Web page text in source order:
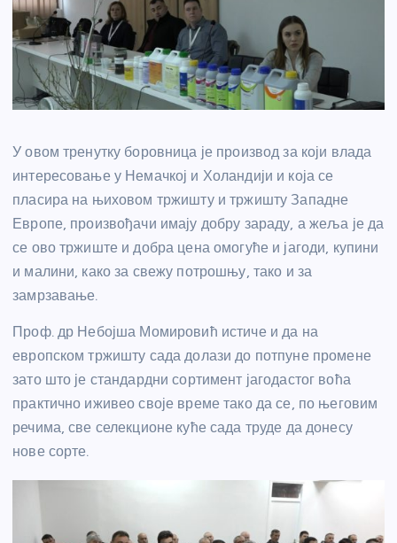
У овом тренутку боровница је производ за који влада
интересовање у Немачкој и Холандији и која се
пласира на њиховом тржишту и тржишту Западне
Европе, произвођачи имају добру зараду, а жеља је да
се ово тржиште и добра цена омогуће и јагоди, купини
и малини, како за свежу потрошњу, тако и за
замрзавање.
Проф. др Небојша Момировић истиче и да на
европском тржишту сада долази до потпуне промене
зато што је стандардни сортимент јагодастог воћа
практично иживео своје време тако да се, по његовим
речима, све селекционе куће сада труде да донесу
нове сорте.